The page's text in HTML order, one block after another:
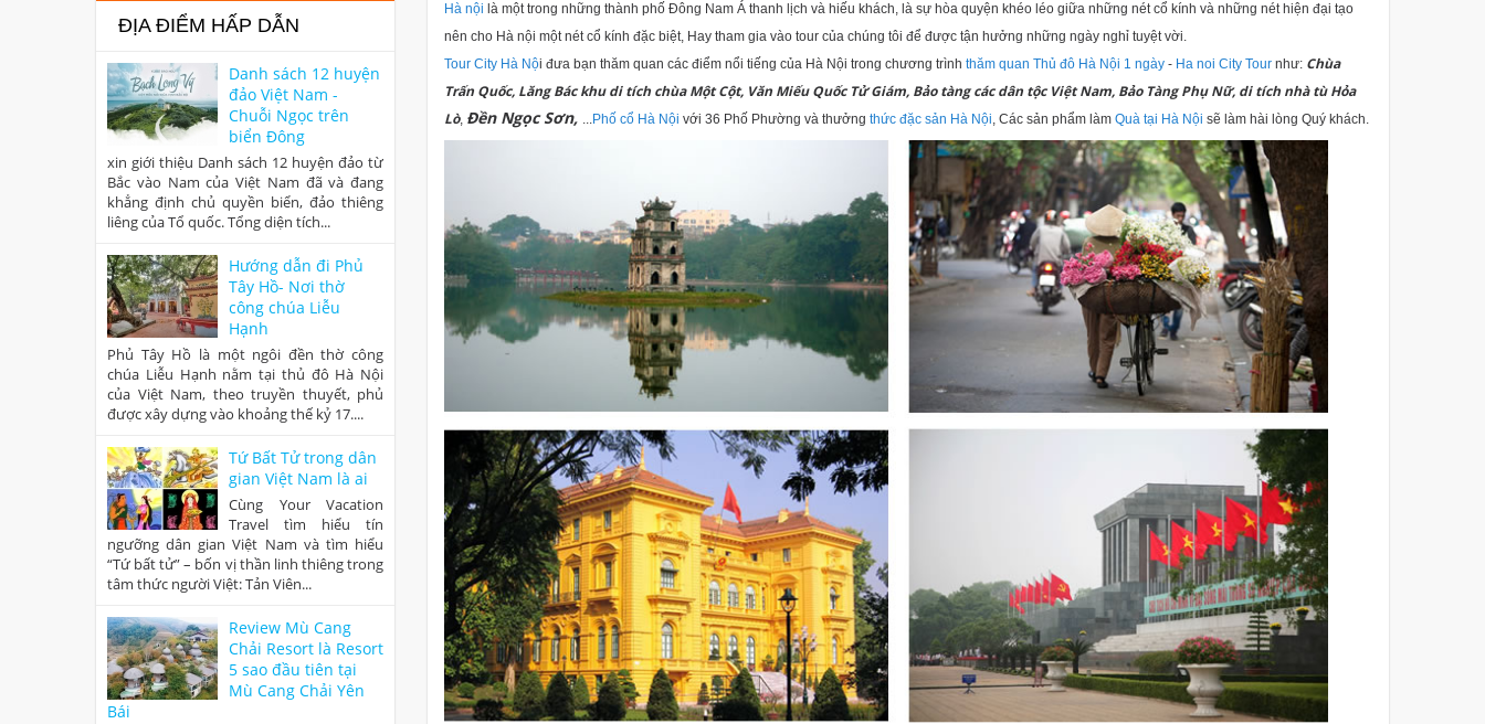
ĐỊA ĐIỂM HẤP DẪN
Danh sách 12 huyện
đảo Việt Nam -
Chuỗi Ngọc trên
biển Đông
xin giới thiệu Danh sách 12 huyện đảo từ
Bắc vào Nam của Việt Nam đã và đang
khẳng định chủ quyền biển, đảo thiêng
liêng của Tổ quốc. Tổng diện tích...
Hướng dẫn đi Phủ
Tây Hồ- Nơi thờ
công chúa Liễu
Hạnh
Phủ Tây Hồ là một ngôi đền thờ công
chúa Liễu Hạnh nằm tại thủ đô Hà Nội
của Việt Nam, theo truyền thuyết, phủ
được xây dựng vào khoảng thế kỷ 17....
Tứ Bất Tử trong dân
gian Việt Nam là ai
Cùng Your Vacation
Travel tìm hiểu tín
ngưỡng dân gian Việt Nam và tìm hiểu
“Tứ bất tử” – bốn vị thần linh thiêng trong
tâm thức người Việt: Tản Viên...
Review Mù Cang
Chải Resort là Resort
5 sao đầu tiên tại
Mù Cang Chải Yên
Bái
Hà nội là một trong những thành phố Đông Nam Á thanh lịch và hiếu khách, là sự hòa quyện khéo léo giữa những nét cổ kính và những nét hiện đại tạo
nên cho Hà nội một nét cổ kính đặc biệt, Hay tham gia vào tour của chúng tôi để được tận hưởng những ngày nghỉ tuyệt vời.
Tour City Hà Nội đưa bạn thăm quan các điểm nổi tiếng của Hà Nội trong chương trình thăm quan Thủ đô Hà Nội 1 ngày - Ha noi City Tour như: Chùa
Trấn Quốc, Lăng Bác khu di tích chùa Một Cột, Văn Miếu Quốc Tử Giám, Bảo tàng các dân tộc Việt Nam, Bảo Tàng Phụ Nữ, di tích nhà tù Hỏa
Lò, Đền Ngọc Sơn, ...Phố cổ Hà Nội với 36 Phố Phường và thưởng thức đặc sản Hà Nội, Các sản phẩm làm Quà tại Hà Nội sẽ làm hài lòng Quý khách.